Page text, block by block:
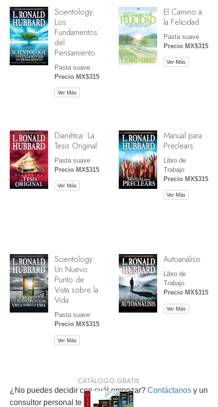
Scientology:
Los
Fundamentos
del
Pensamiento
Pasta suave
Precio MX$315
Ver Más
El Camino a
la Felicidad
Pasta suave
Precio MX$315
Ver Más
Dianética: La
Tesis Original
Pasta suave
Precio MX$315
Ver Más
Manual para
Preclears
Libro de
Trabajo
Precio MX$315
Ver Más
Scientology:
Un Nuevo
Punto de
Vista sobre la
Vida
Pasta suave
Precio MX$315
Ver Más
Autoanálisis
Libro de
Trabajo
Precio MX$315
Ver Más
¿No puedes decidir con cuál empezar? Contáctanos y un
consultor personal te ayudará.
CATÁLOGO GRATIS